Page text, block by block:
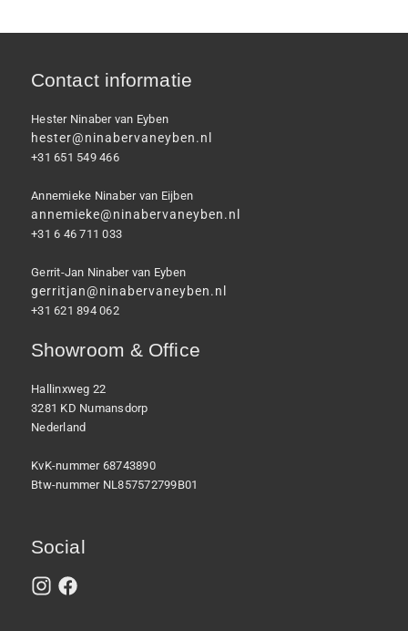
Contact informatie
Hester Ninaber van Eyben
hester@ninabervaneyben.nl
+31 651 549 466
Annemieke Ninaber van Eijben
annemieke@ninabervaneyben.nl
+31 6 46 711 033
Gerrit-Jan Ninaber van Eyben
gerritjan@ninabervaneyben.nl
+31 621 894 062
Showroom & Office
Hallinxweg 22
3281 KD Numansdorp
Nederland
KvK-nummer 68743890
Btw-nummer NL857572799B01
Social